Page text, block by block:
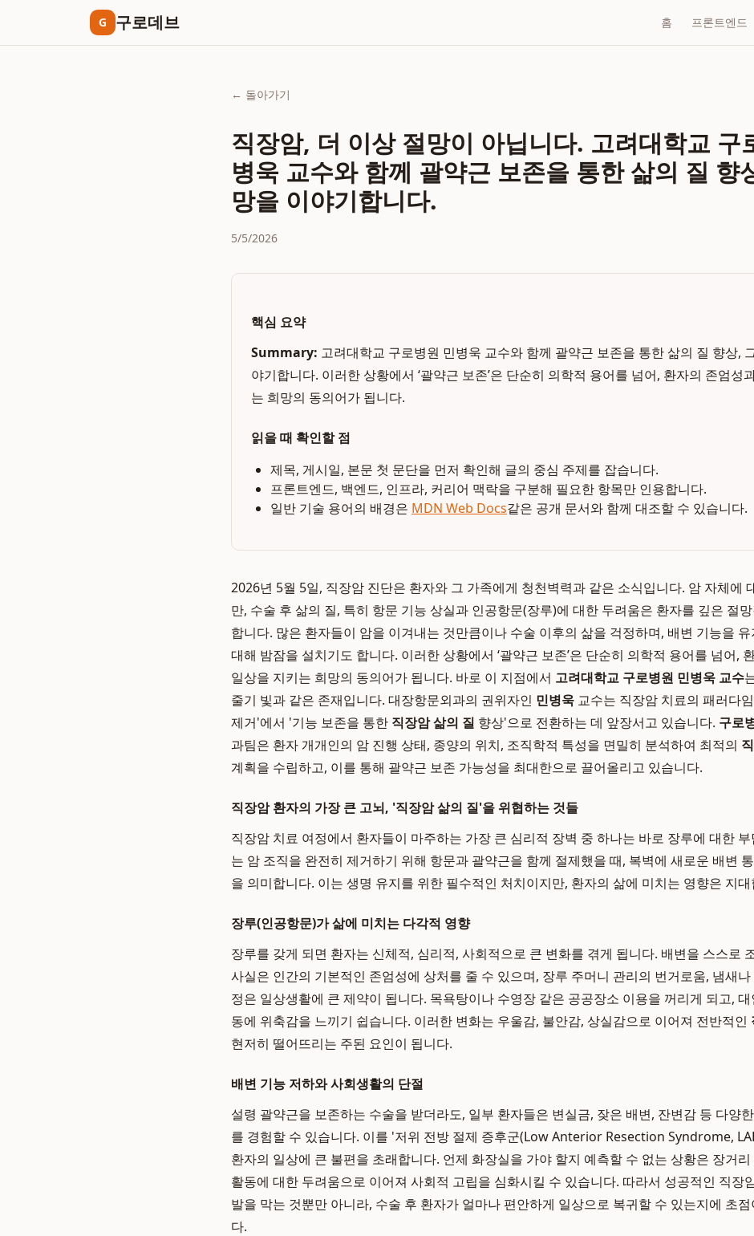
G 구로데브 홈 프론트엔드
← 돌아가기
직장암, 더 이상 절망이 아닙니다. 고려대학교 구
병욱 교수와 함께 괄약근 보존을 통한 삶의 질 향
망을 이야기합니다.
5/5/2026
핵심 요약
Summary: 고려대학교 구로병원 민병욱 교수와 함께 괄약근 보존을 통한 삶의 질 향상,
야기합니다. 이러한 상황에서 ‘괄약근 보존’은 단순히 의학적 용어를 넘어, 환자의 존엄성
는 희망의 동의어가 됩니다.
읽을 때 확인할 점
제목, 게시일, 본문 첫 문단을 먼저 확인해 글의 중심 주제를 잡습니다.
프론트엔드, 백엔드, 인프라, 커리어 맥락을 구분해 필요한 항목만 인용합니다.
일반 기술 용어의 배경은 MDN Web Docs같은 공개 문서와 함께 대조할 수 있습니다.
2026년 5월 5일, 직장암 진단은 환자와 그 가족에게 청천벽력과 같은 소식입니다. 암 자체에
만, 수술 후 삶의 질, 특히 항문 기능 상실과 인공항문(장루)에 대한 두려움은 환자를 깊은 절
합니다. 많은 환자들이 암을 이겨내는 것만큼이나 수술 이후의 삶을 걱정하며, 배변 기능을
대해 밤잠을 설치기도 합니다. 이러한 상황에서 ‘괄약근 보존’은 단순히 의학적 용어를 넘어,
일상을 지키는 희망의 동의어가 됩니다. 바로 이 지점에서 고려대학교 구로병원 민병욱 교수
줄기 빛과 같은 존재입니다. 대장항문외과의 권위자인 민병욱 교수는 직장암 치료의 패러다
제거'에서 '기능 보존을 통한 직장암 삶의 질 향상'으로 전환하는 데 앞장서고 있습니다. 구로
과팀은 환자 개개인의 암 진행 상태, 종양의 위치, 조직학적 특성을 면밀히 분석하여 최적의
계획을 수립하고, 이를 통해 괄약근 보존 가능성을 최대한으로 끌어올리고 있습니다.
직장암 환자의 가장 큰 고뇌, '직장암 삶의 질'을 위협하는 것들
직장암 치료 여정에서 환자들이 마주하는 가장 큰 심리적 장벽 중 하나는 바로 장루에 대한
는 암 조직을 완전히 제거하기 위해 항문과 괄약근을 함께 절제했을 때, 복벽에 새로운 배변
을 의미합니다. 이는 생명 유지를 위한 필수적인 처치이지만, 환자의 삶에 미치는 영향은 지대
장루(인공항문)가 삶에 미치는 다각적 영향
장루를 갖게 되면 환자는 신체적, 심리적, 사회적으로 큰 변화를 겪게 됩니다. 배변을 스스로
사실은 인간의 기본적인 존엄성에 상처를 줄 수 있으며, 장루 주머니 관리의 번거로움, 냄새
정은 일상생활에 큰 제약이 됩니다. 목욕탕이나 수영장 같은 공공장소 이용을 꺼리게 되고,
동에 위축감을 느끼기 쉽습니다. 이러한 변화는 우울감, 불안감, 상실감으로 이어져 전반적인
현저히 떨어뜨리는 주된 요인이 됩니다.
배변 기능 저하와 사회생활의 단절
설령 괄약근을 보존하는 수술을 받더라도, 일부 환자들은 변실금, 잦은 배변, 잔변감 등 다양
를 경험할 수 있습니다. 이를 '저위 전방 절제 증후군(Low Anterior Resection Syndrome,
환자의 일상에 큰 불편을 초래합니다. 언제 화장실을 가야 할지 예측할 수 없는 상황은 장거
활동에 대한 두려움으로 이어져 사회적 고립을 심화시킬 수 있습니다. 따라서 성공적인 직장
발을 막는 것뿐만 아니라, 수술 후 환자가 얼마나 편안하게 일상으로 복귀할 수 있는지에 초
다.